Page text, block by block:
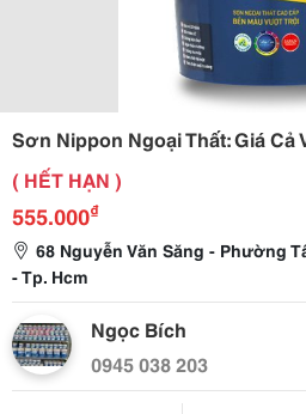
Sơn Nippon Ngoại Thất: Giá Cả
( HẾT HẠN )
555.000₫
68 Nguyễn Văn Săng - Phường
- Tp. Hcm
Ngọc Bích
0945 038 203